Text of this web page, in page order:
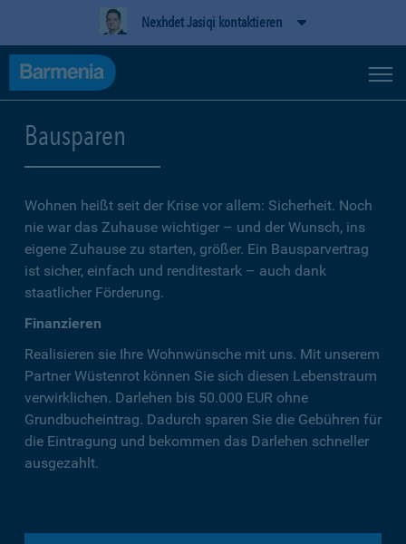
Nexhdet Jasiqi kontaktieren
Bausparen
Wohnen heißt seit der Krise vor allem: Sicherheit. Noch
nie war das Zuhause wichtiger – und der Wunsch, ins
eigene Zuhause zu starten, größer. Ein Bausparvertrag
ist sicher, einfach und renditestark – auch dank
staatlicher Förderung.
Finanzieren
Realisieren sie Ihre Wohnwünsche mit uns. Mit unserem
Partner Wüstenrot können Sie sich diesen Lebenstraum
verwirklichen. Darlehen bis 50.000 EUR ohne
Grundbucheintrag. Dadurch sparen Sie die Gebühren für
die Eintragung und bekommen das Darlehen schneller
ausgezahlt.